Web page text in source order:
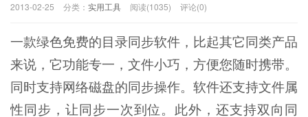
2013-02-25 分类： 实用工具 阅读(1035) 评论(0)
一款绿色免费的目录同步软件，比起其它同类产品
来说，它功能专一，文件小巧，方便您随时携带。
同时支持网络磁盘的同步操作。软件还支持文件属
性同步，让同步一次到位。此外，还支持双向同